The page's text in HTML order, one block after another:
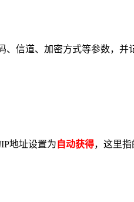
信道、加密方式等参数，并
地址设置为 自动获得，这里